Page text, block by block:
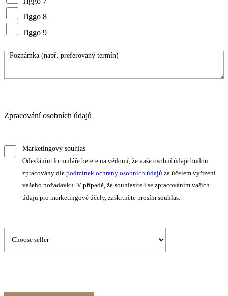
Tiggo 8
Tiggo 9
Zpracování osobních údajů
Marketingový souhlas
Odesláním formuláře berete na vědomí, že vaše osobní údaje budou
zpracovány dle podmínek ochrany osobních údajů za účelem vyřízení
vašeho požadavku. V případě, že souhlasíte i se zpracováním vašich
údajů pro marketingové účely, zaškrtněte prosím souhlas.